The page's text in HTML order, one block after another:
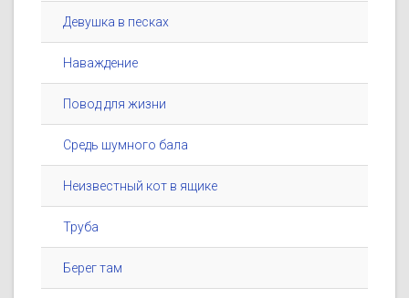
Девушка в песках
Наваждение
Повод для жизни
Средь шумного бала
Неизвестный кот в ящике
Труба
Берег там